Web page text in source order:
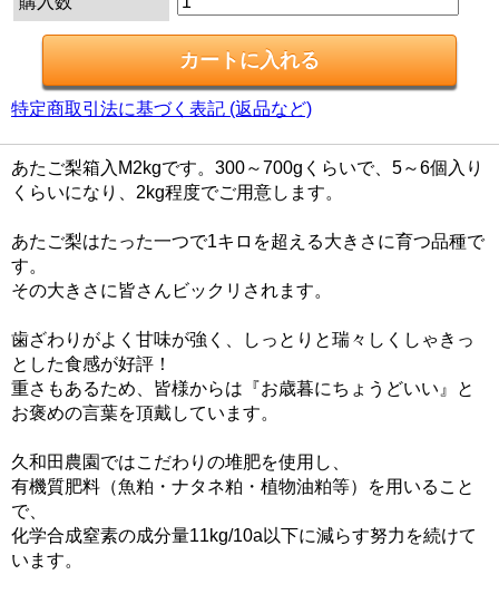
特定商取引法に基づく表記 (返品など)
あたご梨箱入M2kgです。300～700gくらいで、5～6個入り
くらいになり、2kg程度でご用意します。
あたご梨はたった一つで1キロを超える大きさに育つ品種で
す。
その大きさに皆さんビックリされます。
歯ざわりがよく甘味が強く、しっとりと瑞々しくしゃきっ
とした食感が好評！
重さもあるため、皆様からは『お歳暮にちょうどいい』と
お褒めの言葉を頂戴しています。
久和田農園ではこだわりの堆肥を使用し、
有機質肥料（魚粕・ナタネ粕・植物油粕等）を用いること
で、
化学合成窒素の成分量11kg/10a以下に減らす努力を続けて
います。